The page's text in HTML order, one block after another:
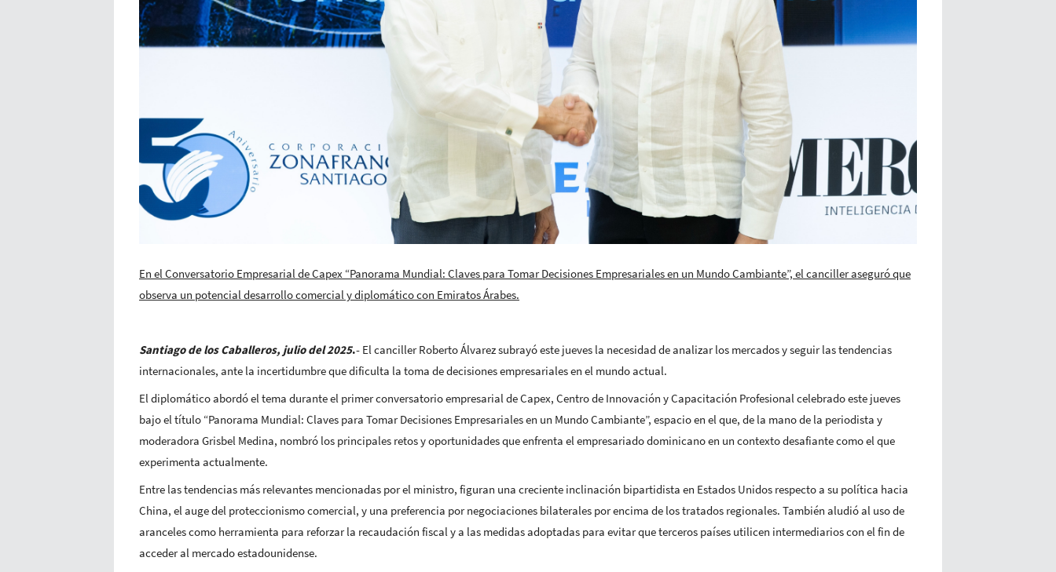
En el Conversatorio Empresarial de Capex “Panorama Mundial: Claves para Tomar Decisiones Empresariales en un Mundo Cambiante”, el canciller aseguró que
observa un potencial desarrollo comercial y diplomático con Emiratos Árabes.
Santiago de los Caballeros, julio del 2025.- El canciller Roberto Álvarez subrayó este jueves la necesidad de analizar los mercados y seguir las tendencias
internacionales, ante la incertidumbre que dificulta la toma de decisiones empresariales en el mundo actual.
El diplomático abordó el tema durante el primer conversatorio empresarial de Capex, Centro de Innovación y Capacitación Profesional celebrado este jueves
bajo el título “Panorama Mundial: Claves para Tomar Decisiones Empresariales en un Mundo Cambiante”, espacio en el que, de la mano de la periodista y
moderadora Grisbel Medina, nombró los principales retos y oportunidades que enfrenta el empresariado dominicano en un contexto desafiante como el que
experimenta actualmente.
Entre las tendencias más relevantes mencionadas por el ministro, figuran una creciente inclinación bipartidista en Estados Unidos respecto a su política hacia
China, el auge del proteccionismo comercial, y una preferencia por negociaciones bilaterales por encima de los tratados regionales. También aludió al uso de
aranceles como herramienta para reforzar la recaudación fiscal y a las medidas adoptadas para evitar que terceros países utilicen intermediarios con el fin de
acceder al mercado estadounidense.